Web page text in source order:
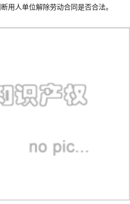
用人单位解除劳动合同是否合法。